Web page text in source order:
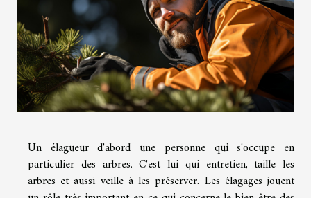
Un élagueur d'abord une personne qui s'occupe en
particulier des arbres. C'est lui qui entretien, taille les
arbres et aussi veille à les préserver. Les élagages jouent